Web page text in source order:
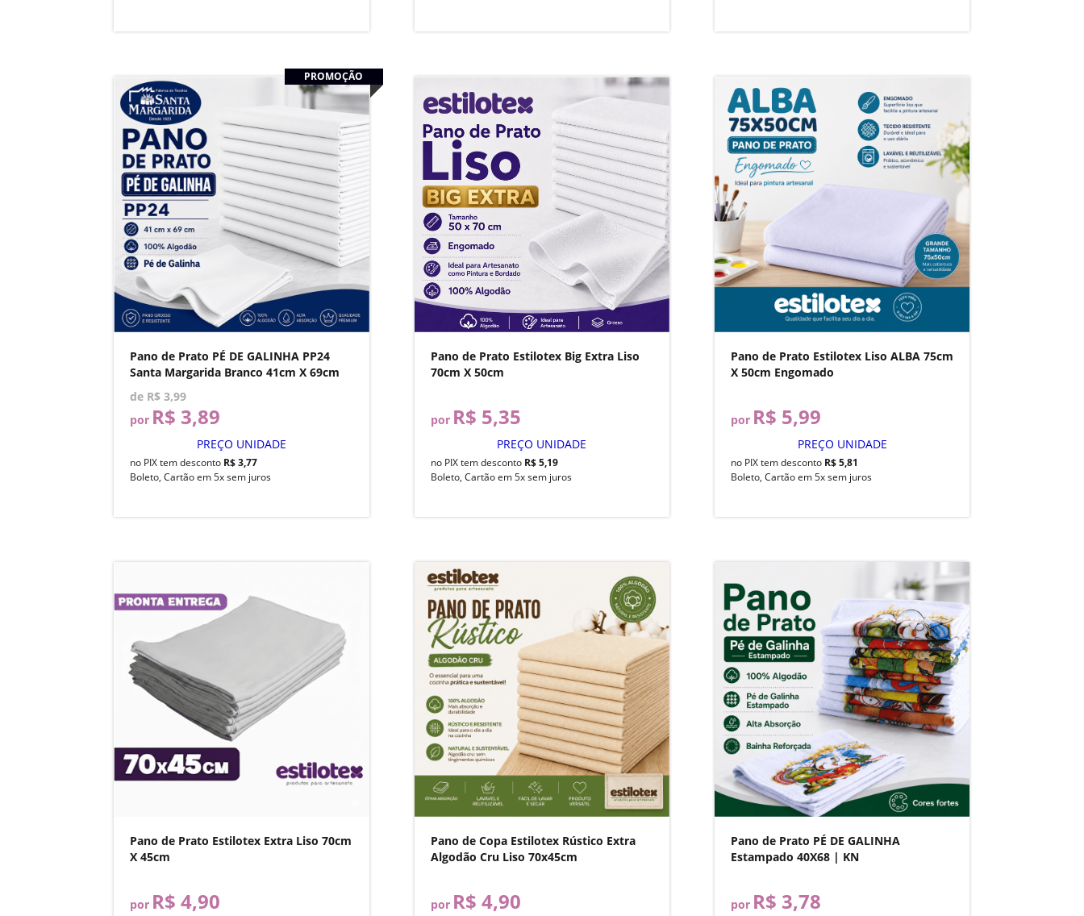
PROMOÇÃO
Pano de Prato PÉ DE GALINHA PP24
Santa Margarida Branco 41cm X 69cm
de R$ 3,99
por R$ 3,89
PREÇO UNIDADE
no PIX tem desconto R$ 3,77
Boleto, Cartão em 5x sem juros
Pano de Prato Estilotex Big Extra Liso
70cm X 50cm
por R$ 5,35
PREÇO UNIDADE
no PIX tem desconto R$ 5,19
Boleto, Cartão em 5x sem juros
Pano de Prato Estilotex Liso ALBA 75cm
X 50cm Engomado
por R$ 5,99
PREÇO UNIDADE
no PIX tem desconto R$ 5,81
Boleto, Cartão em 5x sem juros
Pano de Prato Estilotex Extra Liso 70cm
X 45cm
por R$ 4,90
Pano de Copa Estilotex Rústico Extra
Algodão Cru Liso 70x45cm
por R$ 4,90
Pano de Prato PÉ DE GALINHA
Estampado 40X68 | KN
por R$ 3,78